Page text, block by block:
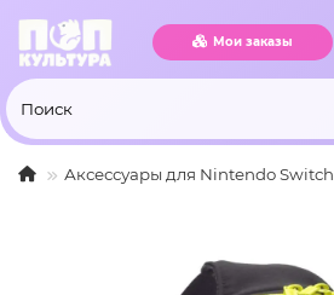
Мои заказы
Аксессуары для Nintendo Switch